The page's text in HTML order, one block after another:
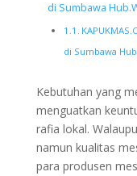
di Sumbawa
di Sumbawa
Kebutuhan yang
menguatkan
rafia lokal.
namun kualitas
para produsen